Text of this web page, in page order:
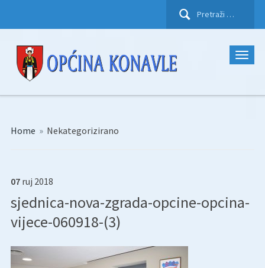
Pretraži:
Home » Nekategorizirano
07 ruj 2018
sjednica-nova-zgrada-opcine-opcina-
vijece-060918-(3)